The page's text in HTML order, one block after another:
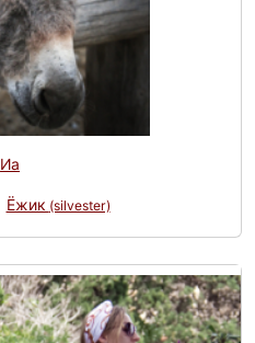
Иа
Ёжик (silvester)